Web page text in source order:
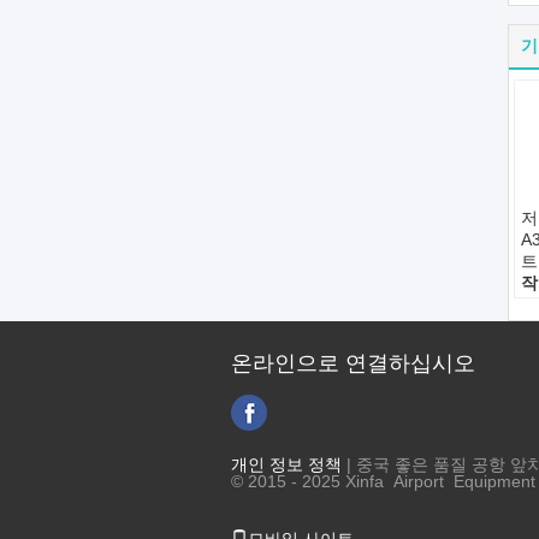
온라인으로 연결하십시오
개인 정보 정책 | 중국 좋은 품질 공항 앞
© 2015 - 2025 Xinfa Airport Equipment